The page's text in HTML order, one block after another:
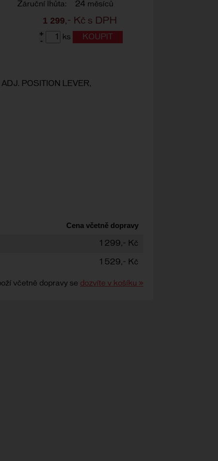
Záruční lhůta: 24 měsíců
1 299,- Kč s DPH
+
-
ks
POSITION LEVER,
Cena včetně dopravy
1 299,- Kč
1 529,- Kč
včetně dopravy se dozvíte v košíku »